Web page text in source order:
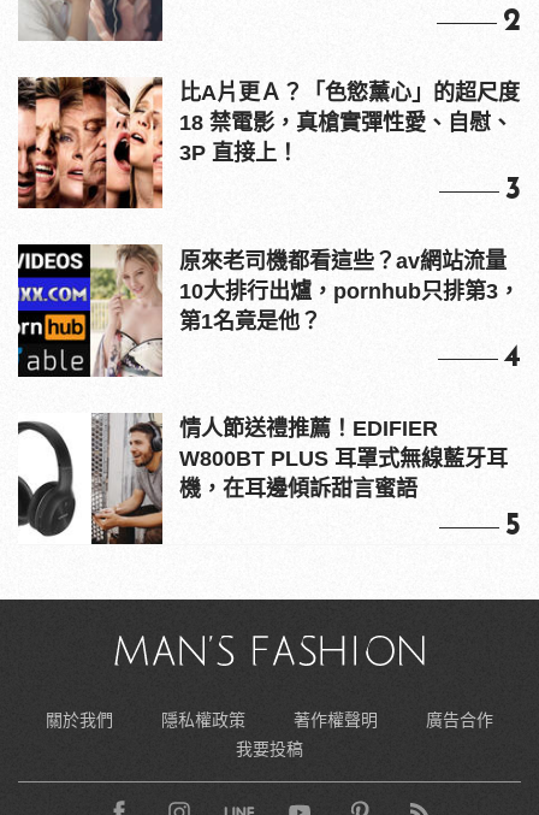
2
比A片更Ａ？「色慾薰心」的超尺度
18 禁電影，真槍實彈性愛、自慰、
3P 直接上！
3
原來老司機都看這些？av網站流量
10大排行出爐，pornhub只排第3，
第1名竟是他？
4
情人節送禮推薦！EDIFIER
W800BT PLUS 耳罩式無線藍牙耳
機，在耳邊傾訴甜言蜜語
5
關於我們 隱私權政策 著作權聲明
廣告合作
我要投稿